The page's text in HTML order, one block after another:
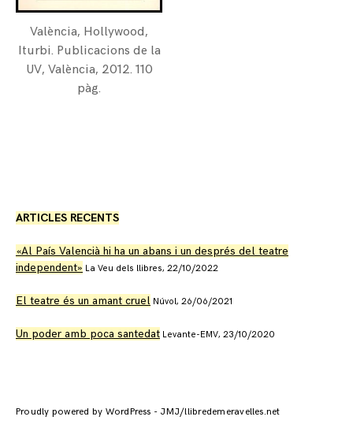
València, Hollywood,
Iturbi. Publicacions de la
UV, València, 2012. 110
pàg.
ARTICLES RECENTS
«Al País Valencià hi ha un abans i un després del teatre
independent» La Veu dels llibres, 22/10/2022
El teatre és un amant cruel Núvol, 26/06/2021
Un poder amb poca santedat Levante-EMV, 23/10/2020
Proudly powered by WordPress - JMJ/llibredemeravelles.net